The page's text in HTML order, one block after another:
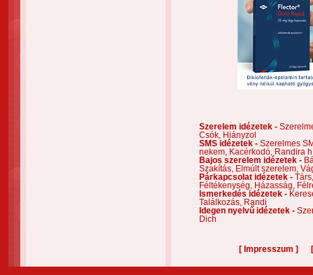
Szerelem idézetek -
Csók,
Hiányzol
SMS idézetek - Szerelmes
nekem,
Kacérkodó,
Randira
Bajos szerelem idézetek -
Szakítás,
Elmúlt szerelem,
Párkapcsolat idézetek -
Féltékenység,
Házasság,
Ismerkedés idézetek -
Találkozás,
Randi
Idegen nyelvű idézetek -
Dich
[ Impresszum ]